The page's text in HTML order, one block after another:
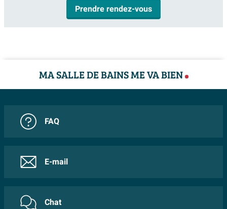
Prendre rendez-vous
MA SALLE DE BAINS ME VA BIEN
FAQ
E-mail
Chat